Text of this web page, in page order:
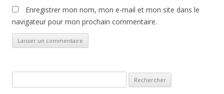
Enregistrer mon nom, mon e-mail et mon site dans le
navigateur pour mon prochain commentaire.